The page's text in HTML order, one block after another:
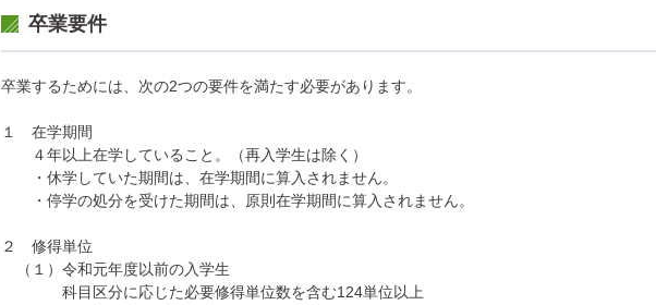
卒業要件
卒業するためには、次の2つの要件を満たす必要があります。
１ 在学期間
４年以上在学していること。（再入学生は除く）
・休学していた期間は、在学期間に算入されません。
・停学の処分を受けた期間は、原則在学期間に算入されません。
２ 修得単位
（１）令和元年度以前の入学生
科目区分に応じた必要修得単位数を含む124単位以上